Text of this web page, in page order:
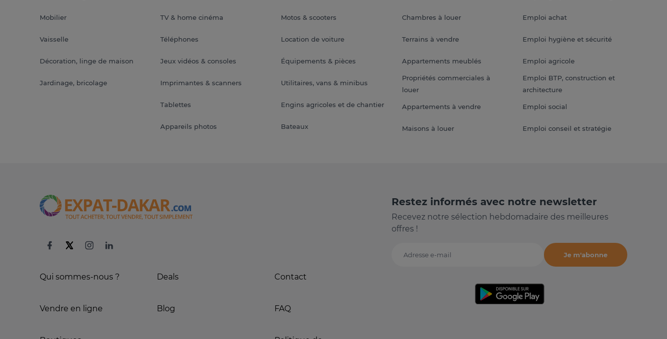
Mobilier
Vaisselle
Décoration, linge de maison
Jardinage, bricolage
TV & home cinéma
Téléphones
Jeux vidéos & consoles
Imprimantes & scanners
Tablettes
Appareils photos
Motos & scooters
Location de voiture
Équipements & pièces
Utilitaires, vans & minibus
Engins agricoles et de chantier
Bateaux
Chambres à louer
Terrains à vendre
Appartements meublés
Propriétés commerciales à
louer
Appartements à vendre
Maisons à louer
Emploi achat
Emploi hygiène et sécurité
Emploi agricole
Emploi BTP, construction et
architecture
Emploi social
Emploi conseil et stratégie
Qui sommes-nous ?
Vendre en ligne
Deals
Blog
Contact
FAQ
Restez informés avec notre newsletter
Recevez notre sélection hebdomadaire des meilleures
offres !
Adresse e-mail
Je m'abonne